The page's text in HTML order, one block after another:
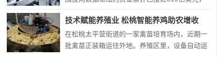
企业的技术布局——其产品深度关联了表上前段
多个关键
超越上年总额，刷新历史纪录。行业分析指出，
科技领军企业及基建开发商正全力扩充数据处理
能力，以应对由智能技术发展带来的庞大运算需
求。一、“当前投入仅为开端”数据显示，数据枢
技术赋能养殖业 松桃智能养鸡助农增收
在松桃太平营街道的一家禽苗培育场内，近期一
批禽苗正装箱运往外地。养殖区里，设备自动运